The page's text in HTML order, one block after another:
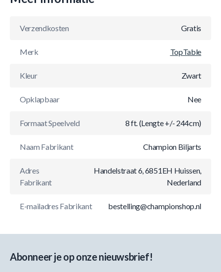
Verzendkosten Gratis
Merk TopTable
Kleur Zwart
Opklapbaar Nee
Formaat Speelveld 8 ft. (Lengte +/- 244cm)
Naam Fabrikant Champion Biljarts
Adres
Fabrikant
Handelstraat 6, 6851EH Huissen,
Nederland
E-mailadres Fabrikant bestelling@championshop.nl
Abonneer je op onze nieuwsbrief!